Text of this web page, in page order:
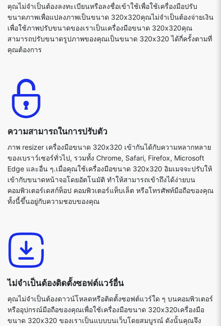
คุณไม่จำเป็นต้องลงทะเบียนหรือลงชื่อเข้าใช้เพื่อใช้เครื่องมือปรับ
ขนาดภาพเพื่อแปลงภาพเป็นขนาด 320x320คุณไม่จำเป็นต้องจ่ายเงิน
เพื่อใช้ภาพปรับขนาดของเราเป็นเครื่องมือขนาด 320x320คุณ
สามารถปรับขนาดรูปภาพของคุณเป็นขนาด 320x320 ได้กี่ครั้งตามที่
คุณต้องการ
ความสามารถในการปรับตัว
ภาพ resizer เครื่องมือขนาด 320x320 เข้ากันได้กับความหลากหลาย
ของเบราว์เซอร์ทั่วไป, รวมทั้ง Chrome, Safari, Firefox, Microsoft
Edge และอื่น ๆ.เมื่อคุณใช้เครื่องมือขนาด 320x320 อิมเมจจะปรับให้
เข้ากับขนาดหน้าจอโดยอัตโนมัติ ทำให้สามารถเข้าถึงได้ง่ายบน
คอมพิวเตอร์เดสก์ท็อป คอมพิวเตอร์แท็บเล็ต หรือโทรศัพท์มือถือของคุณ
ทั้งนี้ขึ้นอยู่กับความชอบของคุณ
ไม่จำเป็นต้องติดตั้งซอฟต์แวร์อื่น
คุณไม่จำเป็นต้องดาวน์โหลดหรือติดตั้งซอฟต์แวร์ใด ๆ บนคอมพิวเตอร์
หรืออุปกรณ์มือถือของคุณเพื่อใช้เครื่องมือขนาด 320x320เครื่องมือ
ขนาด 320x320 ของเราเป็นแบบบนเว็บโดยสมบูรณ์ ดังนั้นคุณจึง